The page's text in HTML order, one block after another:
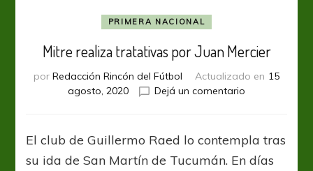
PRIMERA NACIONAL
Mitre realiza tratativas por Juan Mercier
por Redacción Rincón del Fútbol Actualizado en 15
agosto, 2020
Dejá un comentario
tratativas
por
Juan
El club de Guillermo Raed lo contempla tras
su ida de San Martín de Tucumán. En días